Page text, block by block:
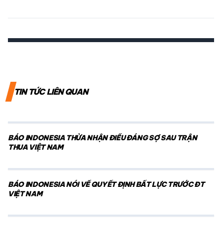
TIN TỨC LIÊN QUAN
BÁO INDONESIA THỪA NHẬN ĐIỀU ĐÁNG SỢ SAU TRẬN
THUA VIỆT NAM
BÁO INDONESIA NÓI VỀ QUYẾT ĐỊNH BẤT LỰC TRƯỚC ĐT
VIỆT NAM